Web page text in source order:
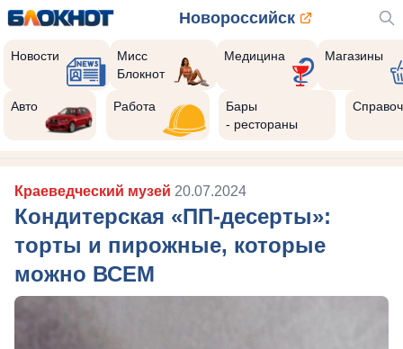
Новороссийск
Новости
Мисс
Блокнот
Медицина Магазины
Авто Работа
Бары
- рестораны
Краеведческий музей 20.07.2024
Кондитерская «ПП-десерты»:
торты и пирожные, которые
можно ВСЕМ